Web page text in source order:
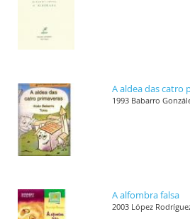
A aldea das catro
1993 Babarro
A alfombra falsa
2003 López